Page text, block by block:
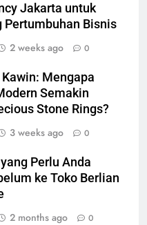
Jakarta untuk
Pertumbuhan Bisnis
2 weeks ago 0
Mengapa
Semakin
Stone Rings?
3 weeks ago 0
Perlu Anda
ke Toko Berlian
2 months ago 0